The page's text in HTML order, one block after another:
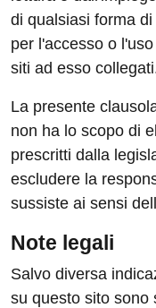
di qualsiasi forma
per l'accesso o
siti ad esso
La presente
non ha lo scopo di
prescritti dalla
escludere la
sussiste ai sensi
Note legali
Salvo diversa
su questo sito sono